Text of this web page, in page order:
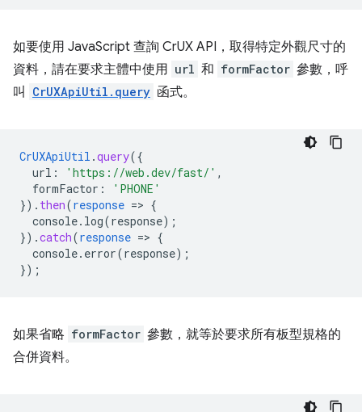
如要使用 JavaScript 查詢 CrUX API，取得特定外觀尺寸的
資料，請在要求主體中使用 url 和 formFactor 參數，呼
叫
CrUXApiUtil.query 函式。
CrUXApiUtil .query({
url : 'https://web.dev/fast/' ,
formFactor :
'PHONE'
}) . then(response => {
console.log(response) ;
}) .catch(response => {
console.error(response) ;
});
如果省略 formFactor 參數，就等於要求所有板型規格的
合併資料。